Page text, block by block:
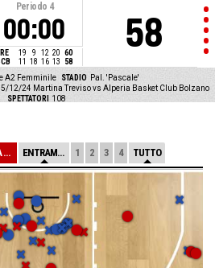
Periodo 4
00:00
19 9 12 20 60
11 18 16 13 58
58
A2 Femminile STADIO Pal. 'Pascale'
12/24 Martina Treviso vs Alperia Basket Club Bolzano
SPETTATORI
108
ALPERIA BASKET ... ENTRAMBE 1 2 3 4 TUTTO